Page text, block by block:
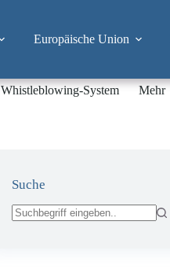
Europäische Union
Whistleblowing-System Mehr
Suche